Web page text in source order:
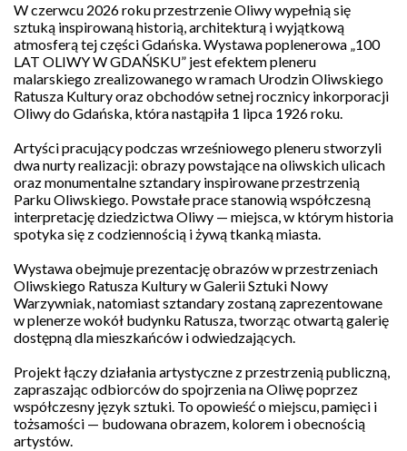
Sztuki
Nowy
Warzywniak
działa
ramach
Fundacji
Gdańska.
Jesteśmy
Organizacją
Pożytku
Publicznego.
Wesprzyj
sztukę
przekazując
1,5%
podatku:
KRS
W czerwcu 2026 roku przestrzenie Oliwy wypełnią się
sztuką inspirowaną historią, architekturą i wyjątkową
atmosferą tej części Gdańska. Wystawa poplenerowa „100
LAT OLIWY W GDAŃSKU” jest efektem pleneru
malarskiego zrealizowanego w ramach Urodzin Oliwskiego
Ratusza Kultury oraz obchodów setnej rocznicy inkorporacji
Oliwy do Gdańska, która nastąpiła 1 lipca 1926 roku.
Artyści pracujący podczas wrześniowego pleneru stworzyli
dwa nurty realizacji: obrazy powstające na oliwskich ulicach
oraz monumentalne sztandary inspirowane przestrzenią
Parku Oliwskiego. Powstałe prace stanowią współczesną
interpretację dziedzictwa Oliwy — miejsca, w którym historia
spotyka się z codziennością i żywą tkanką miasta.
Wystawa obejmuje prezentację obrazów w przestrzeniach
Oliwskiego Ratusza Kultury w Galerii Sztuki Nowy
Warzywniak, natomiast sztandary zostaną zaprezentowane
w plenerze wokół budynku Ratusza, tworząc otwartą galerię
dostępną dla mieszkańców i odwiedzających.
Projekt łączy działania artystyczne z przestrzenią publiczną,
zapraszając odbiorców do spojrzenia na Oliwę poprzez
współczesny język sztuki. To opowieść o miejscu, pamięci i
tożsamości — budowana obrazem, kolorem i obecnością
artystów.